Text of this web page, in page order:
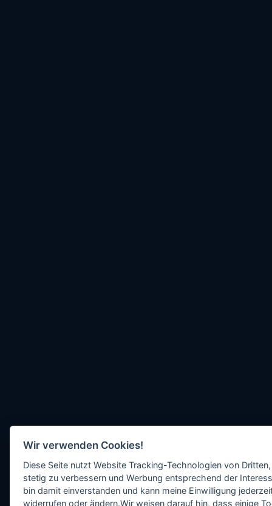
Wir verwenden Cookies!
Diese Seite nutzt Website Tracking-Technologien von
stetig zu verbessern und Werbung entsprechend der
bin damit einverstanden und kann meine Einwilligung
widerrufen oder ändern.Wir weisen darauf hin, dass einige